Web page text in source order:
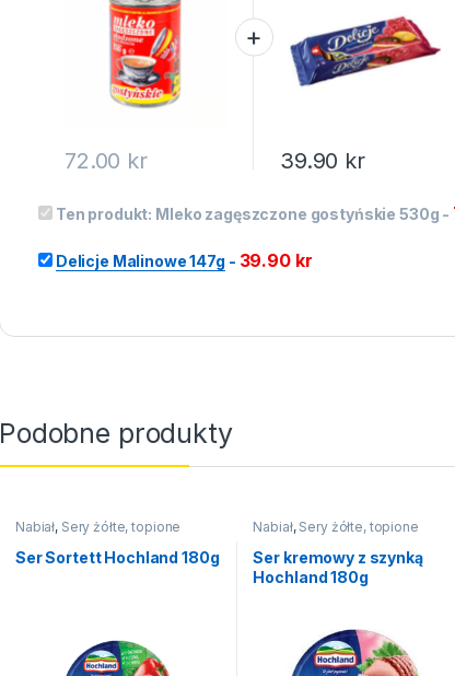
72.00 kr 39.90 kr
Ten produkt: Mleko zagęszczone gostyńskie 530g -
Delicje Malinowe 147g - 39.90 kr
Podobne produkty
Nabiał, Sery żółte, topione
Ser Sortett Hochland 180g
Nabiał, Sery żółte, topione
Ser kremowy z szynką
Hochland 180g